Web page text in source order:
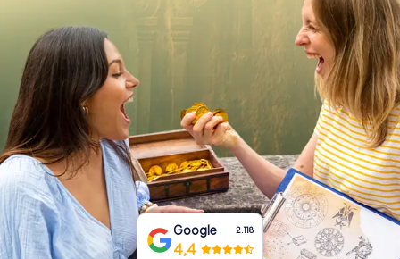
IE
IT
Tickets buchen
Gutscheine bestellen
Google 2.118
4,4